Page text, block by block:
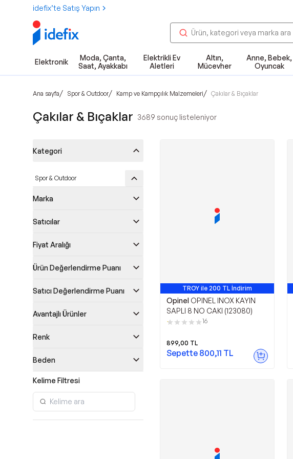
idefix’te Satış Yapın
Elektronik
Moda, Çanta,
Saat, Ayakkabı
Elektrikli Ev
Aletleri
Altın,
Mücevher
Anne, Bebek,
Oyuncak
Ana sayfa/ Spor & Outdoor/ Kamp ve Kampçılık Malzemeleri/ Çakılar & Bıçaklar
Çakılar & Bıçaklar 3689 sonuç listeleniyor
Kategori
Spor & Outdoor
Marka
Satıcılar
Fiyat Aralığı
Ürün Değerlendirme Puanı
Satıcı Değerlendirme Puanı
Avantajlı Ürünler
Renk
Beden
Kelime Filtresi
TROY ile 200 TL İndirim
Avantajlı Ürün
Opinel OPINEL INOX KAYIN
SAPLI 8 NO CAKI (123080)
16
899,00 TL
Sepette 800,11 TL